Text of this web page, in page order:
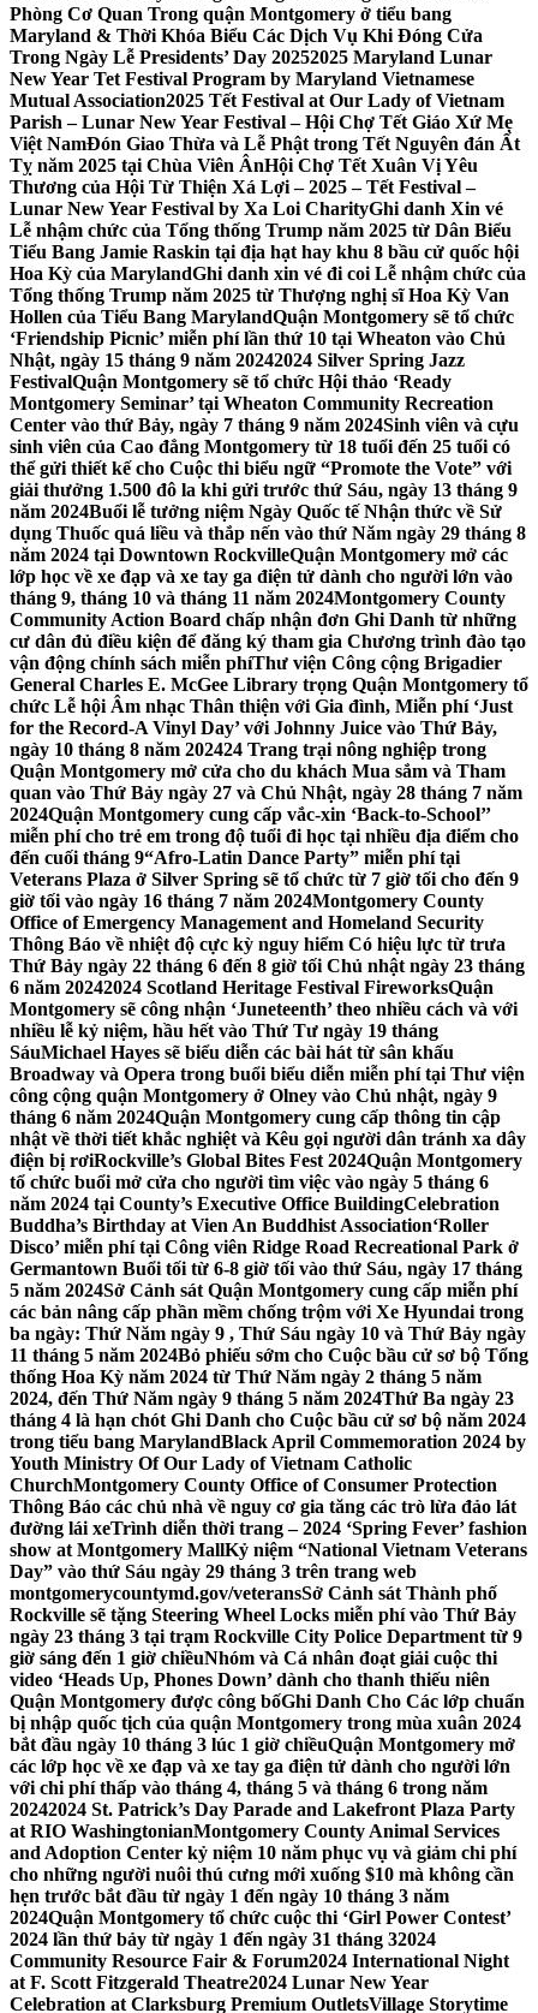
Phòng Cơ Quan Trong quận Montgomery ở tiểu bang
Maryland & Thời Khóa Biểu Các Dịch Vụ Khi Đóng Cửa
Trong Ngày Lễ Presidents’ Day 20252025 Maryland Lunar
New Year Tet Festival Program by Maryland Vietnamese
Mutual Association2025 Tết Festival at Our Lady of Vietnam
Parish – Lunar New Year Festival – Hội Chợ Tết Giáo Xứ Mẹ
Việt NamĐón Giao Thừa và Lễ Phật trong Tết Nguyên đán Ất
Tỵ năm 2025 tại Chùa Viên ÂnHội Chợ Tết Xuân Vị Yêu
Thương của Hội Từ Thiện Xá Lợi – 2025 – Tết Festival –
Lunar New Year Festival by Xa Loi CharityGhi danh Xin vé
Lễ nhậm chức của Tổng thống Trump năm 2025 từ Dân Biểu
Tiểu Bang Jamie Raskin tại địa hạt hay khu 8 bầu cử quốc hội
Hoa Kỳ của MarylandGhi danh xin vé đi coi Lễ nhậm chức của
Tổng thống Trump năm 2025 từ Thượng nghị sĩ Hoa Kỳ Van
Hollen của Tiểu Bang MarylandQuận Montgomery sẽ tổ chức
‘Friendship Picnic’ miễn phí lần thứ 10 tại Wheaton vào Chủ
Nhật, ngày 15 tháng 9 năm 20242024 Silver Spring Jazz
FestivalQuận Montgomery sẽ tổ chức Hội thảo ‘Ready
Montgomery Seminar’ tại Wheaton Community Recreation
Center vào thứ Bảy, ngày 7 tháng 9 năm 2024Sinh viên và cựu
sinh viên của Cao đẳng Montgomery từ 18 tuổi đến 25 tuổi có
thể gửi thiết kế cho Cuộc thi biểu ngữ “Promote the Vote” với
giải thưởng 1.500 đô la khi gửi trước thứ Sáu, ngày 13 tháng 9
năm 2024Buổi lễ tưởng niệm Ngày Quốc tế Nhận thức về Sử
dụng Thuốc quá liều và thắp nến vào thứ Năm ngày 29 tháng 8
năm 2024 tại Downtown RockvilleQuận Montgomery mở các
lớp học về xe đạp và xe tay ga điện tử dành cho người lớn vào
tháng 9, tháng 10 và tháng 11 năm 2024Montgomery County
Community Action Board chấp nhận đơn Ghi Danh từ những
cư dân đủ điều kiện để đăng ký tham gia Chương trình đào tạo
vận động chính sách miễn phíThư viện Công cộng Brigadier
General Charles E. McGee Library trọng Quận Montgomery tổ
chức Lễ hội Âm nhạc Thân thiện với Gia đình, Miễn phí ‘Just
for the Record-A Vinyl Day’ với Johnny Juice vào Thứ Bảy,
ngày 10 tháng 8 năm 202424 Trang trại nông nghiệp trong
Quận Montgomery mở cửa cho du khách Mua sắm và Tham
quan vào Thứ Bảy ngày 27 và Chủ Nhật, ngày 28 tháng 7 năm
2024Quận Montgomery cung cấp vắc-xin ‘Back-to-School’’
miễn phí cho trẻ em trong độ tuổi đi học tại nhiều địa điểm cho
đến cuối tháng 9“Afro-Latin Dance Party” miễn phí tại
Veterans Plaza ở Silver Spring sẽ tổ chức từ 7 giờ tối cho đến 9
giờ tối vào ngày 16 tháng 7 năm 2024Montgomery County
Office of Emergency Management and Homeland Security
Thông Báo về nhiệt độ cực kỳ nguy hiểm Có hiệu lực từ trưa
Thứ Bảy ngày 22 tháng 6 đến 8 giờ tối Chủ nhật ngày 23 tháng
6 năm 20242024 Scotland Heritage Festival FireworksQuận
Montgomery sẽ công nhận ‘Juneteenth’ theo nhiều cách và với
nhiều lễ kỷ niệm, hầu hết vào Thứ Tư ngày 19 tháng
SáuMichael Hayes sẽ biểu diễn các bài hát từ sân khấu
Broadway và Opera trong buổi biểu diễn miễn phí tại Thư viện
công cộng quận Montgomery ở Olney vào Chủ nhật, ngày 9
tháng 6 năm 2024Quận Montgomery cung cấp thông tin cập
nhật về thời tiết khắc nghiệt và Kêu gọi người dân tránh xa dây
điện bị rơiRockville’s Global Bites Fest 2024Quận Montgomery
tổ chức buổi mở cửa cho người tìm việc vào ngày 5 tháng 6
năm 2024 tại County’s Executive Office BuildingCelebration
Buddha’s Birthday at Vien An Buddhist Association‘Roller
Disco’ miễn phí tại Công viên Ridge Road Recreational Park ở
Germantown Buổi tối từ 6-8 giờ tối vào thứ Sáu, ngày 17 tháng
5 năm 2024Sở Cảnh sát Quận Montgomery cung cấp miễn phí
các bản nâng cấp phần mềm chống trộm với Xe Hyundai trong
ba ngày: Thứ Năm ngày 9 , Thứ Sáu ngày 10 và Thứ Bảy ngày
11 tháng 5 năm 2024Bỏ phiếu sớm cho Cuộc bầu cử sơ bộ Tổng
thống Hoa Kỳ năm 2024 từ Thứ Năm ngày 2 tháng 5 năm
2024, đến Thứ Năm ngày 9 tháng 5 năm 2024Thứ Ba ngày 23
tháng 4 là hạn chót Ghi Danh cho Cuộc bầu cử sơ bộ năm 2024
trong tiểu bang MarylandBlack April Commemoration 2024 by
Youth Ministry Of Our Lady of Vietnam Catholic
ChurchMontgomery County Office of Consumer Protection
Thông Báo các chủ nhà về nguy cơ gia tăng các trò lừa đảo lát
đường lái xeTrình diễn thời trang – 2024 ‘Spring Fever’ fashion
show at Montgomery MallKỷ niệm “National Vietnam Veterans
Day” vào thứ Sáu ngày 29 tháng 3 trên trang web
montgomerycountymd.gov/veteransSở Cảnh sát Thành phố
Rockville sẽ tặng Steering Wheel Locks miễn phí vào Thứ Bảy
ngày 23 tháng 3 tại trạm Rockville City Police Department từ 9
giờ sáng đến 1 giờ chiềuNhóm và Cá nhân đoạt giải cuộc thi
video ‘Heads Up, Phones Down’ dành cho thanh thiếu niên
Quận Montgomery được công bốGhi Danh Cho Các lớp chuẩn
bị nhập quốc tịch của quận Montgomery trong mùa xuân 2024
bắt đầu ngày 10 tháng 3 lúc 1 giờ chiềuQuận Montgomery mở
các lớp học về xe đạp và xe tay ga điện tử dành cho người lớn
với chi phí thấp vào tháng 4, tháng 5 và tháng 6 trong năm
20242024 St. Patrick’s Day Parade and Lakefront Plaza Party
at RIO WashingtonianMontgomery County Animal Services
and Adoption Center kỷ niệm 10 năm phục vụ và giảm chi phí
cho những người nuôi thú cưng mới xuống $10 mà không cần
hẹn trước bắt đầu từ ngày 1 đến ngày 10 tháng 3 năm
2024Quận Montgomery tổ chức cuộc thi ‘Girl Power Contest’
2024 lần thứ bảy từ ngày 1 đến ngày 31 tháng 32024
Community Resource Fair & Forum2024 International Night
at F. Scott Fitzgerald Theatre2024 Lunar New Year
Celebration at Clarksburg Premium OutletsVillage Storytime